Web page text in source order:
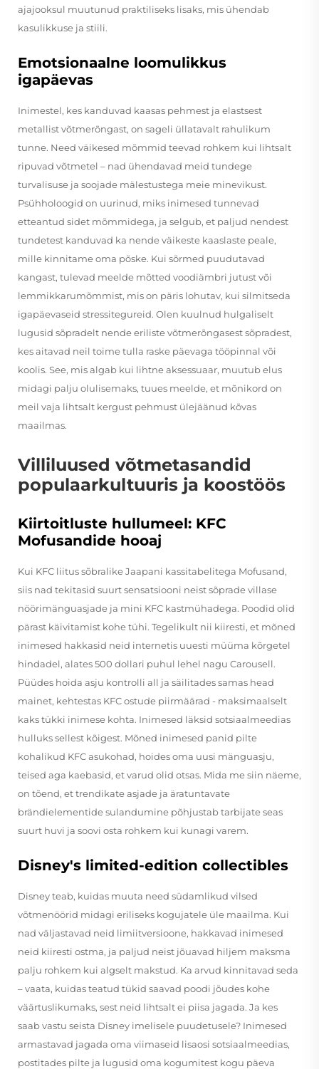
ajajooksul muutunud praktiliseks lisaks, mis ühendab
kasulikkuse ja stiili.
Emotsionaalne loomulikkus
igapäevas
Inimestel, kes kanduvad kaasas pehmest ja elastsest
metallist võtmerõngast, on sageli üllatavalt rahulikum
tunne. Need väikesed mõmmid teevad rohkem kui lihtsalt
ripuvad võtmetel – nad ühendavad meid tundege
turvalisuse ja soojade mälestustega meie minevikust.
Psühholoogid on uurinud, miks inimesed tunnevad
etteantud sidet mõmmidega, ja selgub, et paljud nendest
tundetest kanduvad ka nende väikeste kaaslaste peale,
mille kinnitame oma põske. Kui sõrmed puudutavad
kangast, tulevad meelde mõtted voodiämbri jutust või
lemmikkarumõmmist, mis on päris lohutav, kui silmitseda
igapäevaseid stressitegureid. Olen kuulnud hulgaliselt
lugusid sõpradelt nende eriliste võtmerõngasest sõpradest,
kes aitavad neil toime tulla raske päevaga tööpinnal või
koolis. See, mis algab kui lihtne aksessuaar, muutub elus
midagi palju olulisemaks, tuues meelde, et mõnikord on
meil vaja lihtsalt kergust pehmust ülejäänud kõvas
maailmas.
Villiluused võtmetasandid
populaarkultuuris ja koostöös
Kiirtoitluste hullumeel: KFC
Mofusandide hooaj
Kui KFC liitus sõbralike Jaapani kassitabelitega Mofusand,
siis nad tekitasid suurt sensatsiooni neist sõprade villase
nöörimänguasjade ja mini KFC kastmühadega. Poodid olid
pärast käivitamist kohe tühi. Tegelikult nii kiiresti, et mõned
inimesed hakkasid neid internetis uuesti müüma kõrgetel
hindadel, alates 500 dollari puhul lehel nagu Carousell.
Püüdes hoida asju kontrolli all ja säilitades samas head
mainet, kehtestas KFC ostude piirmäärad - maksimaalselt
kaks tükki inimese kohta. Inimesed läksid sotsiaalmeedias
hulluks sellest kõigest. Mõned inimesed panid pilte
kohalikud KFC asukohad, hoides oma uusi mänguasju,
teised aga kaebasid, et varud olid otsas. Mida me siin näeme,
on tõend, et trendikate asjade ja äratuntavate
brändielementide sulandumine põhjustab tarbijate seas
suurt huvi ja soovi osta rohkem kui kunagi varem.
Disney's limited-edition collectibles
Disney teab, kuidas muuta need südamlikud vilsed
võtmenöörid midagi eriliseks kogujatele üle maailma. Kui
nad väljastavad neid limiitversioone, hakkavad inimesed
neid kiiresti ostma, ja paljud neist jõuavad hiljem maksma
palju rohkem kui algselt makstud. Ka arvud kinnitavad seda
– vaata, kuidas teatud tükid saavad poodi jõudes kohe
väärtuslikumaks, sest neid lihtsalt ei piisa jagada. Ja kes
saab vastu seista Disney imelisele puudetusele? Inimesed
armastavad jagada oma viimaseid lisaosi sotsiaalmeedias,
postitades pilte ja lugusid oma kogumitest kogu päeva